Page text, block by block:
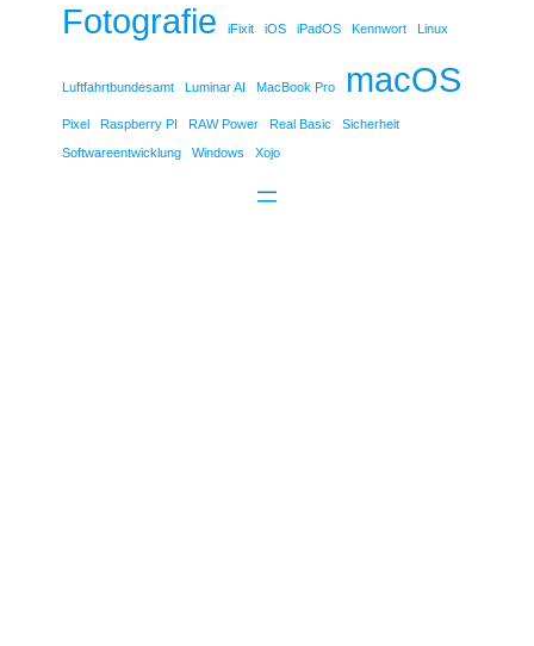
Fotografie iFixit iOS iPadOS Kennwort Linux
Luftfahrtbundesamt Luminar AI MacBook Pro macOS
Pixel Raspberry PI RAW Power Real Basic
Sicherheit
Softwareentwicklung
Windows Xojo